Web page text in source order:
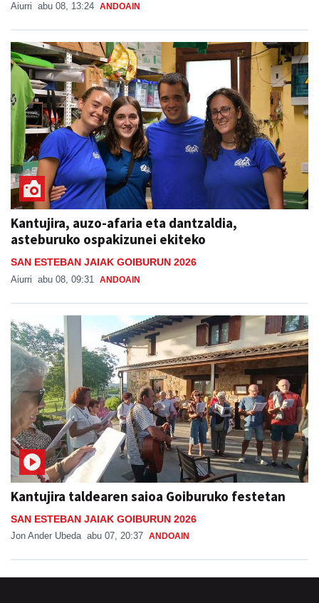
Aiurri abu 08, 13:24 ANDOAIN
Kantujira, auzo-afaria eta dantzaldia,
asteburuko ospakizunei ekiteko
SAN ESTEBAN JAIAK GOIBURUN 2026
Aiurri abu 08, 09:31 ANDOAIN
Kantujira taldearen saioa Goiburuko festetan
SAN ESTEBAN JAIAK GOIBURUN 2026
Jon Ander Ubeda abu 07, 20:37 ANDOAIN